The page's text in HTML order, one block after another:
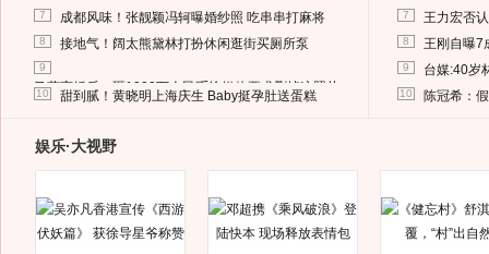
7 成都风味！张靓颖冯轲曝婚纱照 吃串串打麻将
8 接地气！阔太熊黛林打扮休闲逛街买厕所泵
9
马蓉离婚后，砸1000万人民币给媒体要求删掉这照片
10 甜到腻！黄晓明上海庆生 Baby挺孕肚送蛋糕
7 王力宏否
8 王刚自曝7
9 台媒:40岁
10 陈冠希：
娱乐·大视野